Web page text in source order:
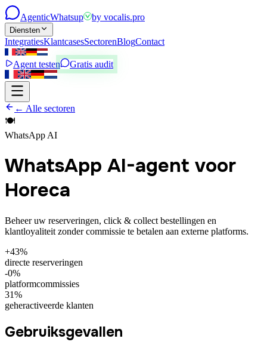
AgenticWhatsup by vocalis.pro
Diensten
IntegratiesKlantcasesSectorenBlogContact
Agent testen Gratis audit
← Alle sectoren
🍽️
WhatsApp AI
WhatsApp AI-agent voor
Horeca
Beheer uw reserveringen, click & collect bestellingen en
klantloyaliteit zonder commissie te betalen aan externe platforms.
+43%
directe reserveringen
-0%
platformcommissies
31%
geheractiveerde klanten
Gebruiksgevallen